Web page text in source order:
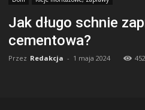
Jak długo schnie
cementowa?
Przez Redakcja - 1 maja 2024 452